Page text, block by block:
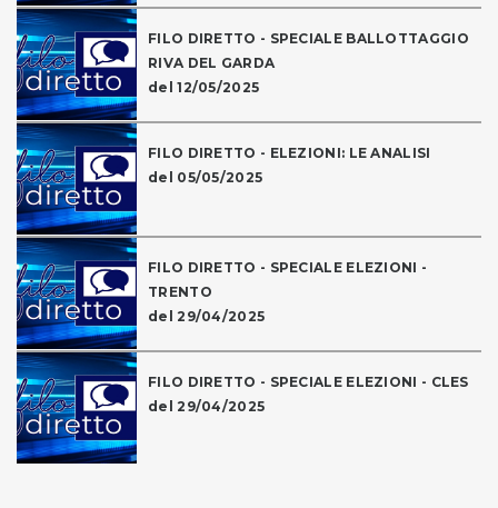
FILO DIRETTO - SPECIALE BALLOTTAGGIO
RIVA DEL GARDA
del 12/05/2025
FILO DIRETTO - ELEZIONI: LE ANALISI
del 05/05/2025
FILO DIRETTO - SPECIALE ELEZIONI -
TRENTO
del 29/04/2025
FILO DIRETTO - SPECIALE ELEZIONI - CLES
del 29/04/2025